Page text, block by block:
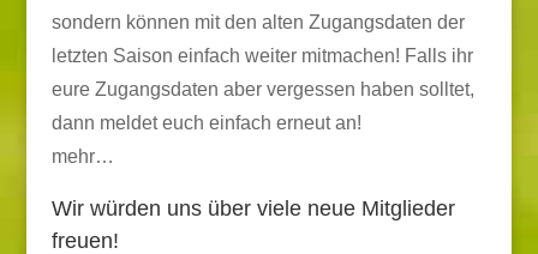
sondern können mit den alten Zugangsdaten der
letzten Saison einfach weiter mitmachen! Falls ihr
eure Zugangsdaten aber vergessen haben solltet,
dann meldet euch einfach erneut an!
mehr…
Wir würden uns über viele neue Mitglieder
freuen!